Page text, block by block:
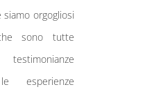
orgogliosi
sono tutte
esperienze